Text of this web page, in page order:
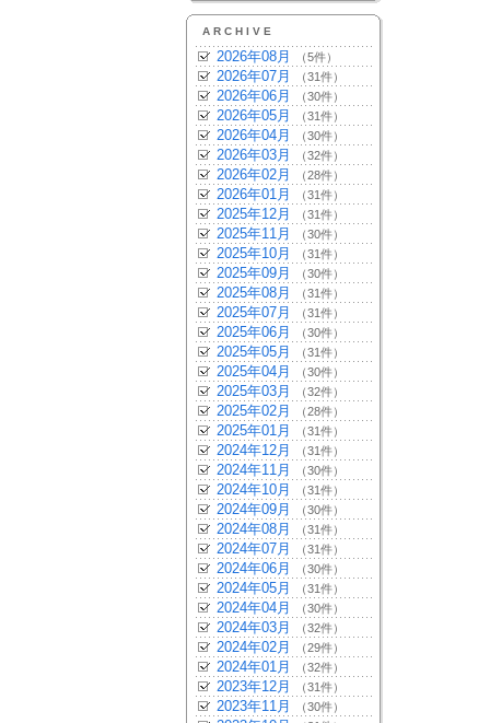
ARCHIVE
2026年08月 （5件）
2026年07月 （31件）
2026年06月 （30件）
2026年05月 （31件）
2026年04月 （30件）
2026年03月 （32件）
2026年02月 （28件）
2026年01月 （31件）
2025年12月 （31件）
2025年11月 （30件）
2025年10月 （31件）
2025年09月 （30件）
2025年08月 （31件）
2025年07月 （31件）
2025年06月 （30件）
2025年05月 （31件）
2025年04月 （30件）
2025年03月 （32件）
2025年02月 （28件）
2025年01月 （31件）
2024年12月 （31件）
2024年11月 （30件）
2024年10月 （31件）
2024年09月 （30件）
2024年08月 （31件）
2024年07月 （31件）
2024年06月 （30件）
2024年05月 （31件）
2024年04月 （30件）
2024年03月 （32件）
2024年02月 （29件）
2024年01月 （32件）
2023年12月 （31件）
2023年11月 （30件）